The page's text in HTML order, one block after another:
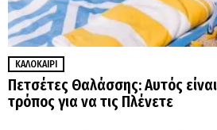
ΚΑΛΟΚΑΊΡΙ
Πετσέτες Θαλάσσης: Αυτός
τρόπος για να τις Πλένετε